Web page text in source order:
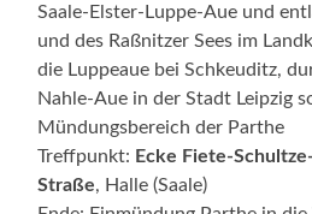
Saale-Elster-Luppe-Aue und
und des Raßnitzer Sees im
die Luppeaue bei Schkeuditz,
Nahle-Aue in der Stadt Leipzig
Mündungsbe­reich der Parthe
Treffpunkt: Ecke Fiete-
Straße, Halle (Saale)